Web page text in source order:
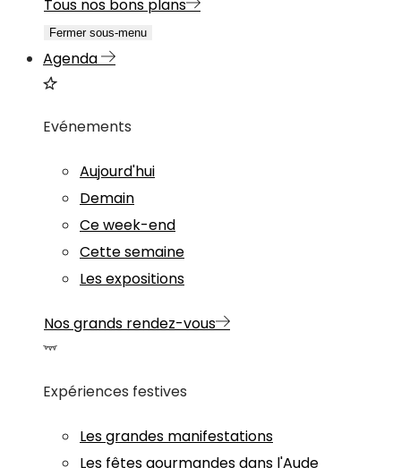
Tous nos bons plans
Fermer sous-menu
Agenda
Evénements
Aujourd'hui
Demain
Ce week-end
Cette semaine
Les expositions
Nos grands rendez-vous
Expériences festives
Les grandes manifestations
Les fêtes gourmandes dans l'Aude